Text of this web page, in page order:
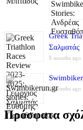
Greek
Σαλματάς
8 months ago
8 months ago
Πρόσφατα